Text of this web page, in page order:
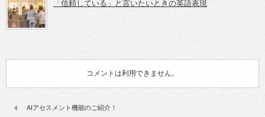
「信頼している」と言いたいときの英語表現
コメントは利用できません。
AIアセスメント機能のご紹介！